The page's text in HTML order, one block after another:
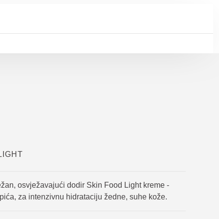
osvježavajući dodir Skin Food Light kreme -
za intenzivnu hidrataciju žedne, suhe kože.